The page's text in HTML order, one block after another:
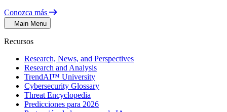
Conozca más
Main Menu
Recursos
Research, News, and Perspectives
Research and Analysis
TrendAI™ University
Cybersecurity Glossary
Threat Encyclopedia
Predicciones para 2026